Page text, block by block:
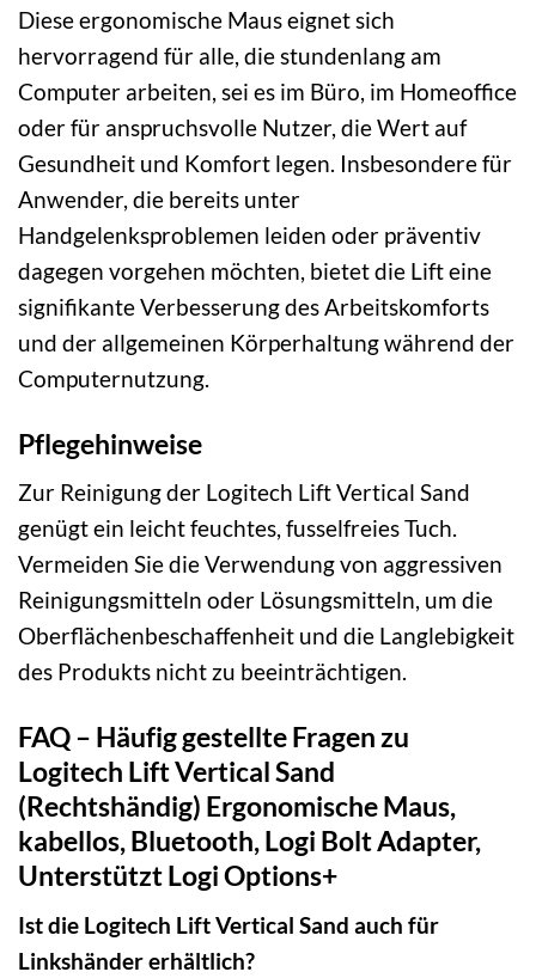
Diese ergonomische Maus eignet sich
hervorragend für alle, die stundenlang am
Computer arbeiten, sei es im Büro, im Homeoffice
oder für anspruchsvolle Nutzer, die Wert auf
Gesundheit und Komfort legen. Insbesondere für
Anwender, die bereits unter
Handgelenksproblemen leiden oder präventiv
dagegen vorgehen möchten, bietet die Lift eine
signifikante Verbesserung des Arbeitskomforts
und der allgemeinen Körperhaltung während der
Computernutzung.
Pflegehinweise
Zur Reinigung der Logitech Lift Vertical Sand
genügt ein leicht feuchtes, fusselfreies Tuch.
Vermeiden Sie die Verwendung von aggressiven
Reinigungsmitteln oder Lösungsmitteln, um die
Oberflächenbeschaffenheit und die Langlebigkeit
des Produkts nicht zu beeinträchtigen.
FAQ – Häufig gestellte Fragen zu
Logitech Lift Vertical Sand
(Rechtshändig) Ergonomische Maus,
kabellos, Bluetooth, Logi Bolt Adapter,
Unterstützt Logi Options+
Ist die Logitech Lift Vertical Sand auch für
Linkshänder erhältlich?